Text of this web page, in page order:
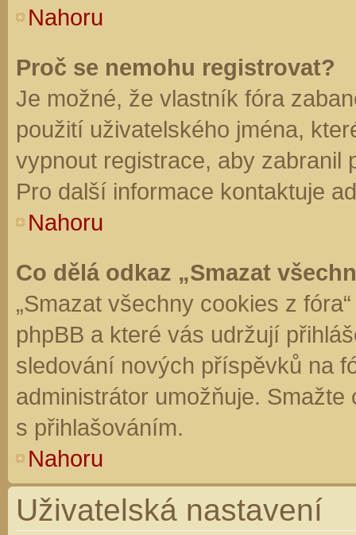
Nahoru
Proč se nemohu registrovat?
Je možné, že vlastník fóra
použití uživatelského jména,
vypnout registrace, aby zabranil
Pro další informace kontaktuje
Nahoru
Co dělá odkaz „Smazat
„Smazat všechny cookies z
phpBB a které vás udržují
sledování nových příspěvků na
administrátor umožňuje.
s přihlašováním.
Nahoru
Uživatelská nastavení